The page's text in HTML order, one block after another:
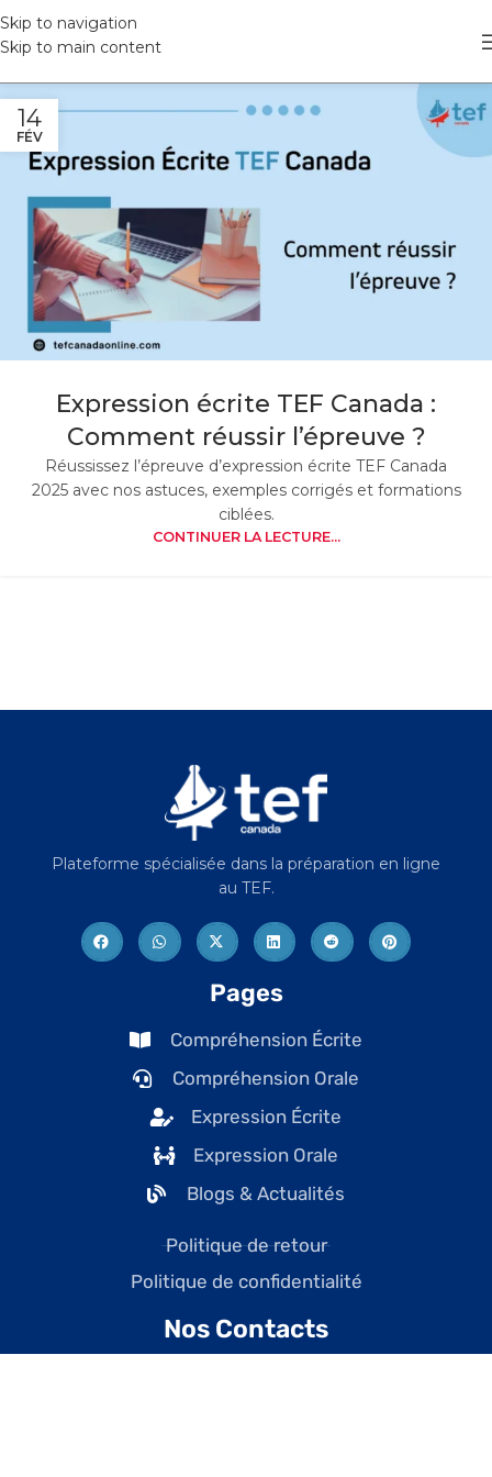
Skip to navigation
Skip to main content
14
FÉV
Expression écrite TEF Canada :
Comment réussir l’épreuve ?
Réussissez l’épreuve d’expression écrite TEF Canada
2025 avec nos astuces, exemples corrigés et formations
ciblées.
CONTINUER LA LECTURE...
Plateforme spécialisée dans la préparation en ligne
au TEF.
Pages
Compréhension Écrite
Compréhension Orale
Expression Écrite
Expression Orale
Blogs & Actualités
Politique de retour
Politique de confidentialité
Nos Contacts